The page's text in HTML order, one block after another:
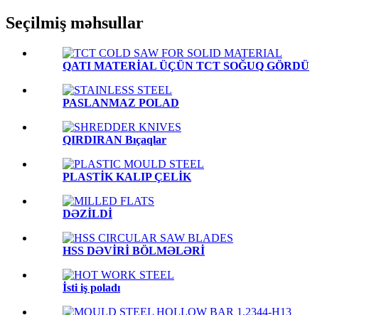
Seçilmiş məhsullar
QATI MATERİAL ÜÇÜN TCT SOĞUQ GÖRDÜ
PASLANMAZ POLAD
QIRDIRAN Bıçaqlar
PLASTİK KALIP ÇELİK
DƏZİLDİ
HSS DƏVİRİ BÖLMƏLƏRİ
İsti iş poladı